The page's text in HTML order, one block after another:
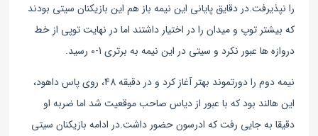
را نپذیرفت.در دقایق پایانی این نیمه باز هم این بازیکنان سیتی بودند
که بیشتر توپ و میدان را در اختیار داشتند اما در نهایت توپی از خط
دروازه ها عبور نکرد و سیتی در این نیمه به برتری 1-0 رسید.
نیمه دوم را دورتموند بهتر آغاز کرد و در دقیقه 48، روی پاس داهود،
این هالند بود که با عبور از دیاس صاحب موقعیت شد اما ضربه او
دقیقا به جایی رفت که ادرسون حضور داشت.در ادامه بازیکنان سیتی